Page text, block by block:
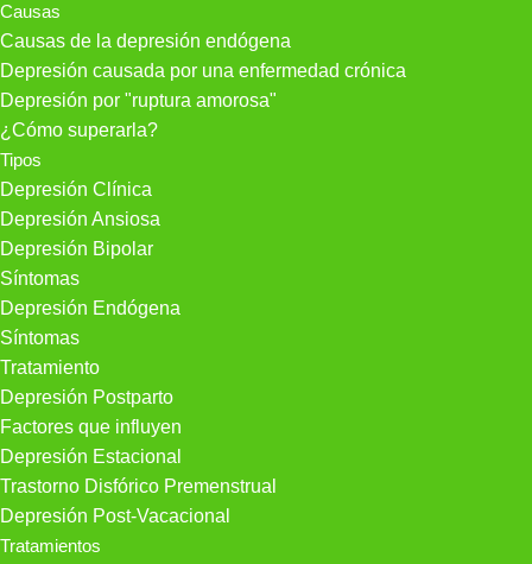
Causas
Causas de la depresión endógena
Depresión causada por una enfermedad crónica
Depresión por "ruptura amorosa"
¿Cómo superarla?
Tipos
Depresión Clínica
Depresión Ansiosa
Depresión Bipolar
Síntomas
Depresión Endógena
Síntomas
Tratamiento
Depresión Postparto
Factores que influyen
Depresión Estacional
Trastorno Disfórico Premenstrual
Depresión Post-Vacacional
Tratamientos